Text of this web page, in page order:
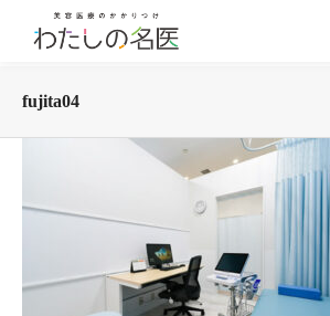
fujita04